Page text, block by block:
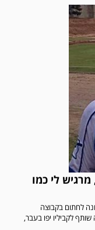
לי כמו
לחתום בקבוצה
לקביליו יפו בעבר,